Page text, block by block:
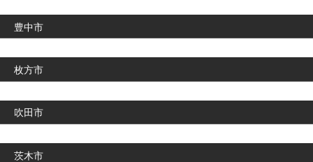
豊中市
枚方市
吹田市
茨木市